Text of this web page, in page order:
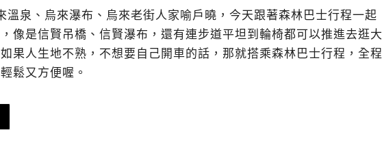
溫泉、烏來瀑布、烏來老街人家喻戶曉，今天跟著森林巴士行程一起
像是信賢吊橋、信賢瀑布，還有連步道平坦到輪椅都可以推進去逛大
果人生地不熟，不想要自己開車的話，那就搭乘森林巴士行程，全程
鬆又方便喔。